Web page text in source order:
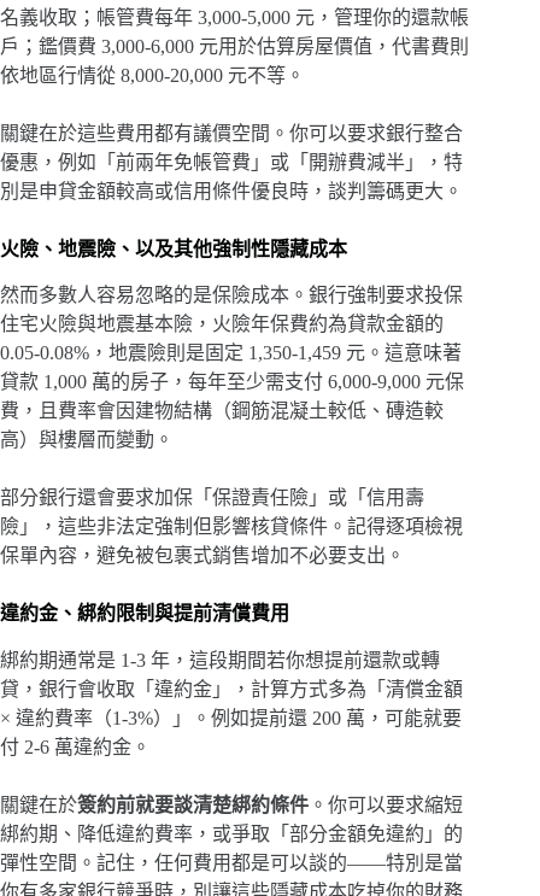
名義收取；帳管費每年 3,000-5,000 元，管理你的還款帳
戶；鑑價費 3,000-6,000 元用於估算房屋價值，代書費則
依地區行情從 8,000-20,000 元不等。
關鍵在於這些費用都有議價空間。你可以要求銀行整合
優惠，例如「前兩年免帳管費」或「開辦費減半」，特
別是申貸金額較高或信用條件優良時，談判籌碼更大。
火險、地震險、以及其他強制性隱藏成本
然而多數人容易忽略的是保險成本。銀行強制要求投保
住宅火險與地震基本險，火險年保費約為貸款金額的
0.05-0.08%，地震險則是固定 1,350-1,459 元。這意味著
貸款 1,000 萬的房子，每年至少需支付 6,000-9,000 元保
費，且費率會因建物結構（鋼筋混凝土較低、磚造較
高）與樓層而變動。
部分銀行還會要求加保「保證責任險」或「信用壽
險」，這些非法定強制但影響核貸條件。記得逐項檢視
保單內容，避免被包裹式銷售增加不必要支出。
違約金、綁約限制與提前清償費用
綁約期通常是 1-3 年，這段期間若你想提前還款或轉
貸，銀行會收取「違約金」，計算方式多為「清償金額
× 違約費率（1-3%）」。例如提前還 200 萬，可能就要
付 2-6 萬違約金。
關鍵在於簽約前就要談清楚綁約條件 。你可以要求縮短
綁約期、降低違約費率，或爭取「部分金額免違約」的
彈性空間。記住，任何費用都是可以談的——特別是當